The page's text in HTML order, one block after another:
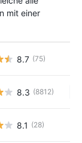
mit einer
8.7 (75)
8.3 (8812)
8.1 (28)